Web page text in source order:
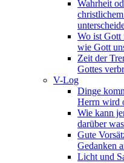
Wahrheit
Wo ist Gott
wie Gott
Zeit der
Gottes
V-Log
Dinge
Herrn wird
Wie kann
darüber
Gute
Gedanken
Licht und